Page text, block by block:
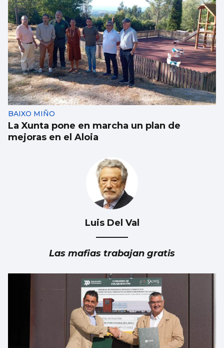
Borja Iglesias, Ana Peleteiro o Abel
Caballero, entre los favoritos de los
gallegos para compartir un viaje
BAIXO MIÑO
La Xunta pone en marcha un plan de
mejoras en el Aloia
Luis Del Val
Las mafias trabajan gratis